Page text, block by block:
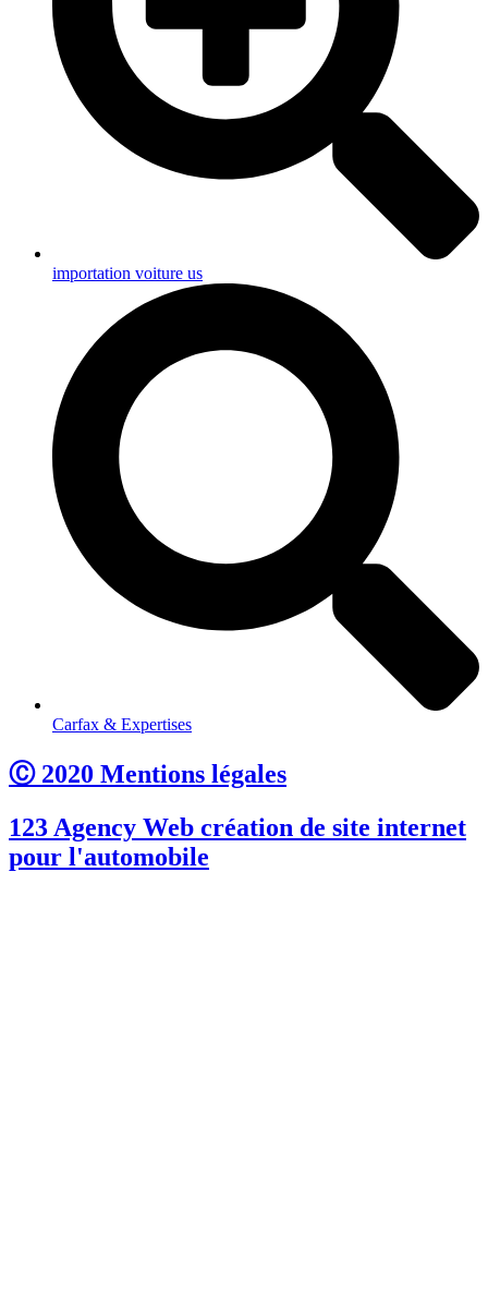
importation voiture us
Carfax & Expertises
Ⓒ 2020 Mentions légales
123 Agency Web création de site internet
pour l'automobile